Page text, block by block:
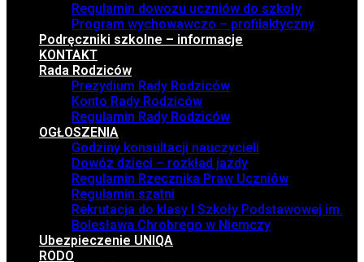
Regulamin dowozu uczniów do szkoły
Program wychowawczo – profilaktyczny
Podręczniki szkolne – informacje
KONTAKT
Rada Rodziców
Prezydium Rady Rodziców
Konto Rady Rodziców
Regulamin Rady Rodziców
OGŁOSZENIA
Godziny konsultacji nauczycieli
Dowóz dzieci – rozkład jazdy
Regulamin Rzecznika Praw Uczniów
Regulamin szatni
Rekrutacja do klasy I Szkoły Podstawowej im.
Bolesława Chrobrego w Niemczy
Ubezpieczenie UNIQA
RODO